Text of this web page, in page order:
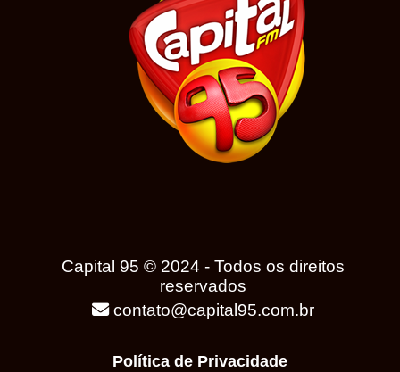
Capital 95 © 2024 - Todos os direitos
reservados
contato@capital95.com.br
Política de Privacidade